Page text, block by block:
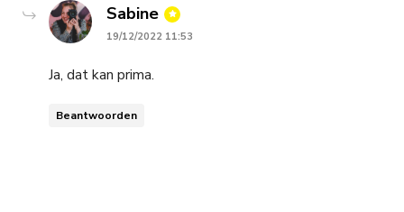
Sabine says:
19/12/2022 11:53
Ja, dat kan prima.
Beantwoorden